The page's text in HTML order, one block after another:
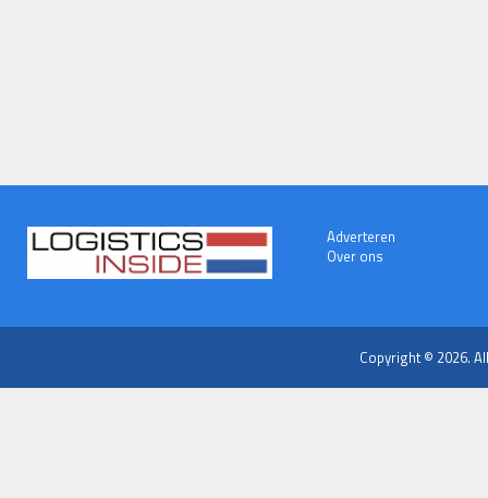
Adverteren
Over ons
Copyright © 2026.